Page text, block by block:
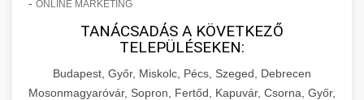
- ONLINE MARKETING
TANÁCSADÁS A KÖVETKEZŐ
TELEPÜLÉSEKEN:
Budapest, Győr, Miskolc, Pécs, Szeged, Debrecen
Mosonmagyaróvár, Sopron, Fertőd, Kapuvár, Csorna, Győr,